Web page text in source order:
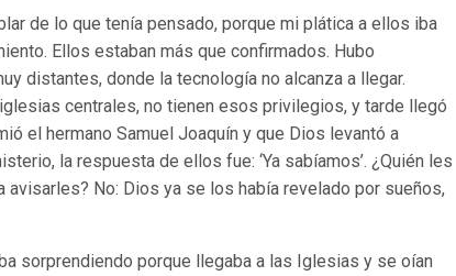
de lo que tenía pensado, porque mi plática a ellos iba
Ellos estaban más que confirmados. Hubo
distantes, donde la tecnología no alcanza a llegar.
centrales, no tienen esos privilegios, y tarde llegó
el hermano Samuel Joaquín y que Dios levantó a
la respuesta de ellos fue: ‘Ya sabíamos’. ¿Quién les
No: Dios ya se los había revelado por sueños,
sorprendiendo porque llegaba a las Iglesias y se oían